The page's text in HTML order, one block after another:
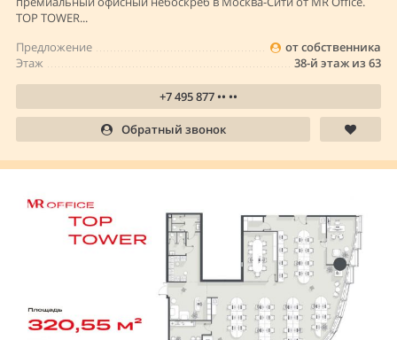
TOP TOWER...
от собственника
Предложение
38-й этаж из 63
Этаж
+7 495 877 •• ••
Обратный звонок